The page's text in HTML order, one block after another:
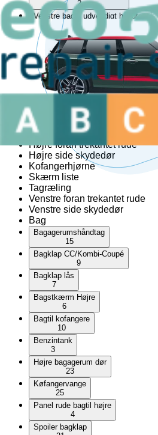
2
Venstre bagtil udvendigt håndtag
Venstre fortil lås
17
Venstre fortil skærm liste
1
Venstre fortil udvendigt håndtag
9
Cabriolet top
Hardtop
Højre foran trekantet rude
Højre side skydedør
Kofangerhjørne
Skærm liste
Tagræling
Venstre foran trekantet rude
Venstre side skydedør
Bag
Bagagerumshåndtag
15
Bagklap CC/Kombi-Coupé
9
Bagklap lås
7
Bagstkærm Højre
6
Bagtil kofangere
10
Benzintank
3
Højre bagagerum dør
23
Køfangervange
25
Panel rude bagtil højre
4
Spoiler bagklap